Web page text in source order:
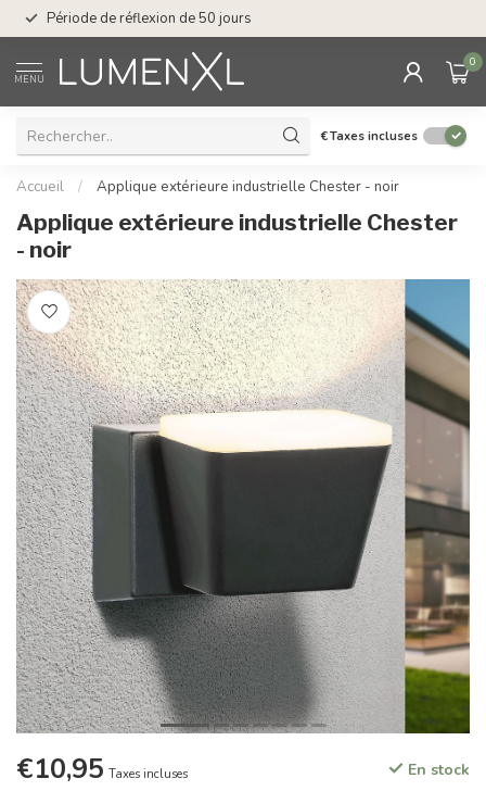
Période de réflexion de 50 jours
MENU
0
€Taxes incluses
Accueil / Applique extérieure industrielle Chester - noir
Applique extérieure industrielle Chester
- noir
€10,95 Taxes incluses En stock